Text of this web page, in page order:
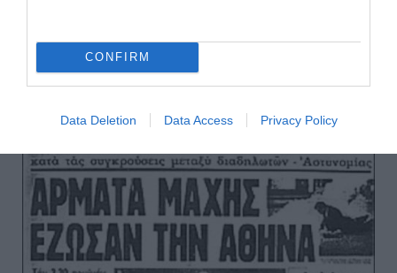
CONFIRM
Data Deletion Data Access Privacy Policy
Στιγμές
Ελληνικού
Πολιτισμού
Στον
20ο
Αιώνα